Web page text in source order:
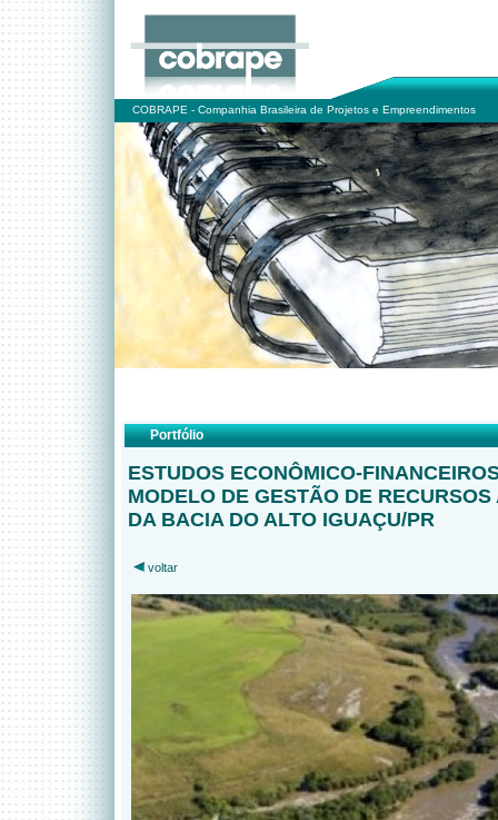
COBRAPE - Companhia Brasileira de Projetos e Empreendimentos
Portfólio
ESTUDOS ECONÔMICO-
MODELO DE GESTÃO DE
DA BACIA DO ALTO IGUAÇU/PR
voltar